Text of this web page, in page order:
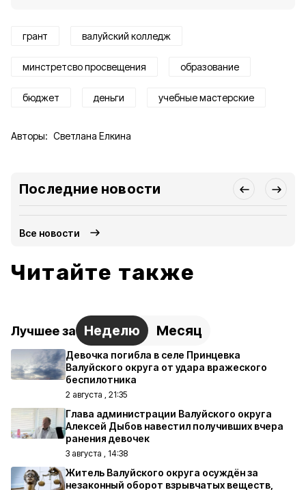
грант валуйский колледж
минстретсво просвещения образование
бюджет деньги учебные мастерские
Авторы: Светлана Елкина
Последние новости
Все новости
Читайте также
Лучшее за Неделю Месяц
Девочка погибла в селе Принцевка
Валуйского округа от удара вражеского
беспилотника
2 августа , 21:35
Глава администрации Валуйского округа
Алексей Дыбов навестил получивших вчера
ранения девочек
3 августа , 14:38
Житель Валуйского округа осуждён за
незаконный оборот взрывчатых веществ,